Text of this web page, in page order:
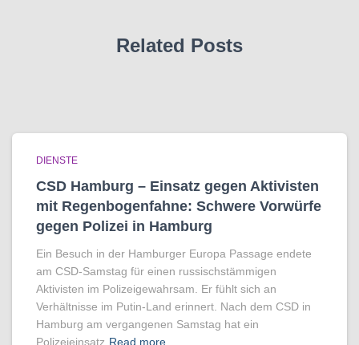
Related Posts
DIENSTE
CSD Hamburg – Einsatz gegen Aktivisten
mit Regenbogen­fahne: Schwere Vorwürfe
gegen Polizei in Hamburg
Ein Besuch in der Hamburger Europa Passage endete
am CSD-Samstag für einen russischstämmigen
Aktivisten im Polizeigewahrsam. Er fühlt sich an
Verhältnisse im Putin-Land erinnert. Nach dem CSD in
Hamburg am vergangenen Samstag hat ein
Polizeieinsatz Read more